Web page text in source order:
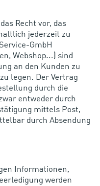
Recht vor, das
jederzeit zu
GmbH
Webshop...) sind
an den Kunden zu
legen. Der Vertrag
durch die
entweder durch
mittels Post,
durch Absendung
Informationen,
werden